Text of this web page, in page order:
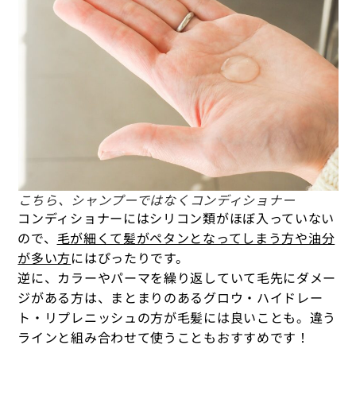
こちら、シャンプーではなくコンディショナー
コンディショナーにはシリコン類がほぼ入っていない
ので、 毛が細くて髪がペタンとなってしまう方や油分
が多い方にはぴったりです。
逆に、カラーやパーマを繰り返していて毛先にダメー
ジがある方は、まとまりのあるグロウ・ハイドレー
ト・リプレニッシュの方が毛髪には良いことも。違う
ラインと組み合わせて使うこともおすすめです！